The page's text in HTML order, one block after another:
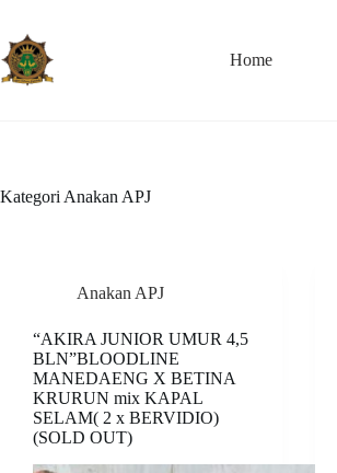
content
Home
Kategori Anakan APJ
Anakan APJ
“AKIRA JUNIOR UMUR 4,5
BLN”BLOODLINE
MANEDAENG X BETINA
KRURUN mix KAPAL
SELAM( 2 x BERVIDIO)
(SOLD OUT)